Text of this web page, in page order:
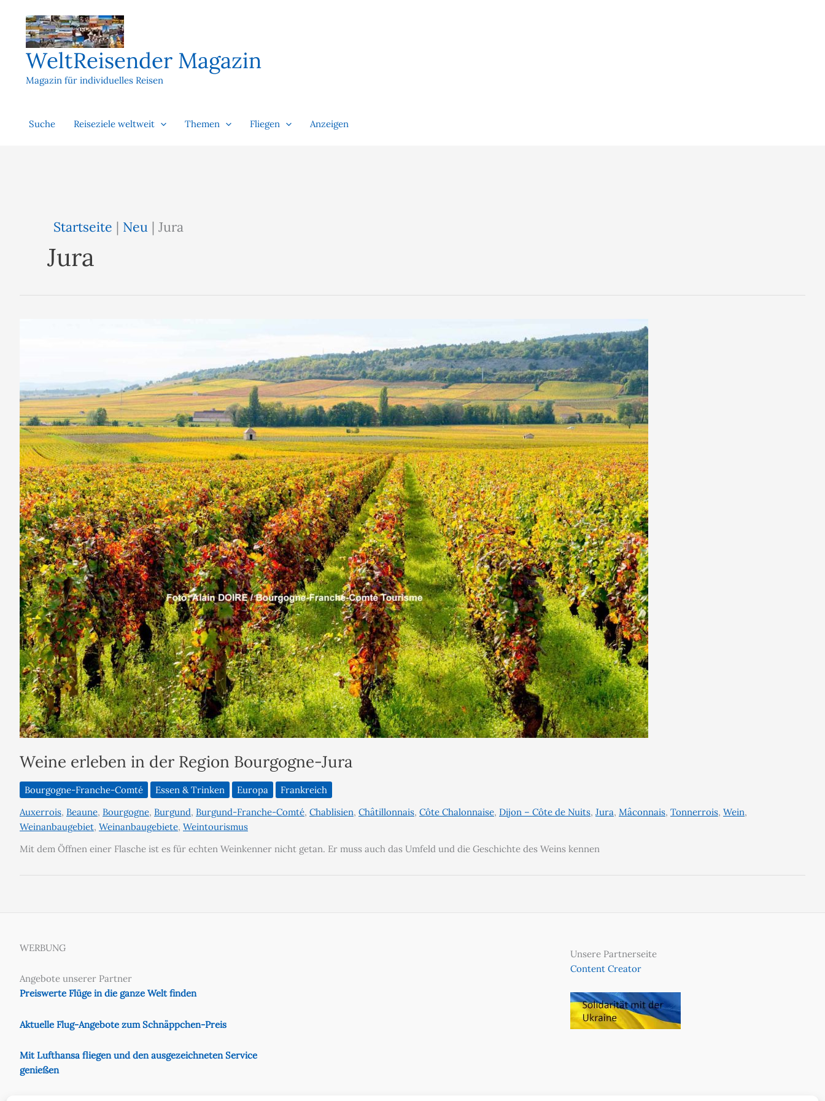
springen
WeltReisender Magazin
Magazin für individuelles Reisen
Suche Reiseziele weltweit Themen Fliegen Anzeigen
Startseite | Neu | Jura
Jura
Weine erleben in der Region Bourgogne-Jura
Bourgogne-Franche-Comté Essen & Trinken Europa
Frankreich
Auxerrois, Beaune, Bourgogne, Burgund, Burgund-Franche-Comté, Chablisien, Châtillonnais, Côte Chalonnaise, Dijon – Côte de Nuits, Jura, Mâconnais, Tonnerrois, Wein,
Weinanbaugebiet, Weinanbaugebiete, Weintourismus
Mit dem Öffnen einer Flasche ist es für echten Weinkenner nicht getan. Er muss auch das Umfeld und die Geschichte des Weins kennen
WERBUNG
Angebote unserer Partner
Preiswerte Flüge in die ganze Welt finden
Aktuelle Flug-Angebote zum Schnäppchen-Preis
Mit Lufthansa fliegen und den ausgezeichneten Service
genießen
Unsere Partnerseite
Content Creator